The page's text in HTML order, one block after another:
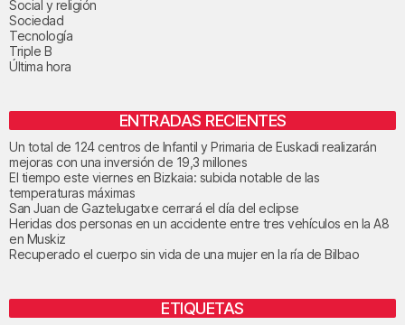
Social y religión
Sociedad
Tecnología
Triple B
Última hora
ENTRADAS RECIENTES
Un total de 124 centros de Infantil y Primaria de Euskadi realizarán
mejoras con una inversión de 19,3 millones
El tiempo este viernes en Bizkaia: subida notable de las
temperaturas máximas
San Juan de Gaztelugatxe cerrará el día del eclipse
Heridas dos personas en un accidente entre tres vehículos en la A8
en Muskiz
Recuperado el cuerpo sin vida de una mujer en la ría de Bilbao
ETIQUETAS